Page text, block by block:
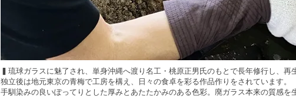
▍琉球ガラスに魅了され、単身沖縄へ渡り名工・桃原正男氏のもとで長年修行し、再
独立後は地元東京の青梅で工房を構え、日々の食卓を彩る作品作りをされています。
手馴染みの良いぽってりとした厚みとあたたかみのある色彩。廃ガラス本来の質感を